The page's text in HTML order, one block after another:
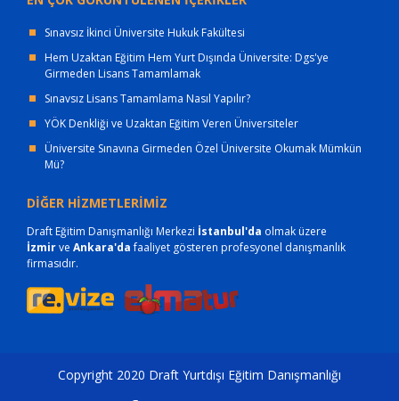
Sınavsız İkinci Üniversite Hukuk Fakültesi
Hem Uzaktan Eğitim Hem Yurt Dışında Üniversite: Dgs'ye
Girmeden Lisans Tamamlamak
Sınavsız Lisans Tamamlama Nasıl Yapılır?
YÖK Denkliği ve Uzaktan Eğitim Veren Üniversiteler
Üniversite Sınavına Girmeden Özel Üniversite Okumak Mümkün
Mü?
DİĞER HİZMETLERİMİZ
Draft Eğitim Danışmanlığı Merkezi İstanbul'da olmak üzere
İzmirve Ankara'dafaaliyet gösteren profesyonel danışmanlık
firmasıdır.
Copyright 2020 Draft Yurtdışı Eğitim Danışmanlığı